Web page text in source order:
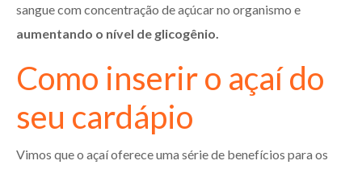
sangue com concentração de açúcar no organismo e
aumentando o nível de glicogênio.
Como inserir o açaí do
seu cardápio
Vimos que o açaí oferece uma série de benefícios para os